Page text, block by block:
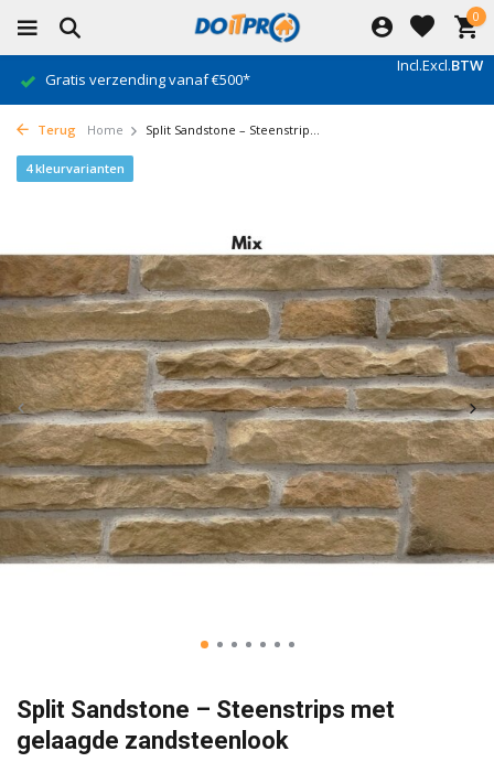
0
Incl.Excl.BTW
Gratis verzending vanaf €500*
Terug Home Split Sandstone – Steenstrip...
Split Sandstone – Steenstrips met
gelaagde zandsteenlook
4 kleurvarianten